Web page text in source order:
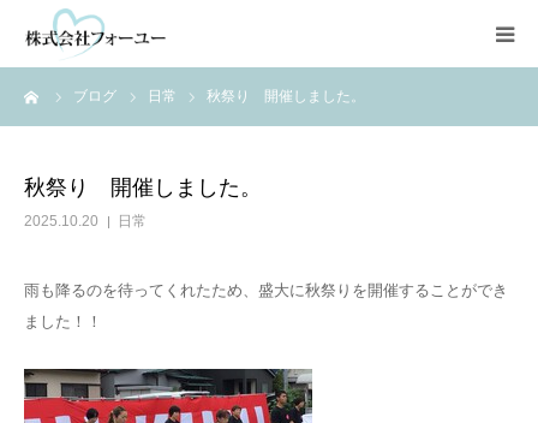
ブログ 日常 秋祭り 開催しました。
秋祭り 開催しました。
2025.10.20 日常
雨も降るのを待ってくれたため、盛大に秋祭りを開催することができ
ました！！
HOME
NPO法人